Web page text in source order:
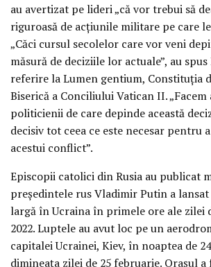
au avertizat pe lideri „că vor trebui să
riguroasă de acțiunile militare pe care
„Căci cursul secolelor care vor veni
măsură de deciziile lor actuale”, au
referire la Lumen gentium, Constituția
Biserică a Conciliului Vatican II.
politicienii de care depinde această
decisiv tot ceea ce este necesar pentru
acestui conflict”.
Episcopii catolici din Rusia au publicat
președintele rus Vladimir Putin a lansat
largă în Ucraina în primele ore ale zilei
2022. Luptele au avut loc pe un
capitalei Ucrainei, Kiev, în noaptea de
dimineața zilei de 25 februarie. Orașul a